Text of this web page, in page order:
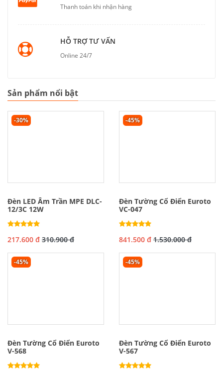
Thanh toán khi nhận hàng
HỖ TRỢ TƯ VẤN
Online 24/7
Sản phẩm nổi bật
-30%
Đèn LED Âm Trần MPE DLC-
12/3C 12W
217.600 đ 310.900 đ
-45%
Đèn Tường Cổ Điển Euroto
VC-047
841.500 đ 1.530.000 đ
-45%
Đèn Tường Cổ Điển Euroto
V-568
-45%
Đèn Tường Cổ Điển Euroto
V-567